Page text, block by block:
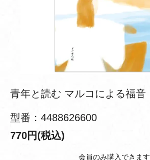
青年と読む マルコによる福音
型番：4488626600
770円(税込)
会員のみ購入できます